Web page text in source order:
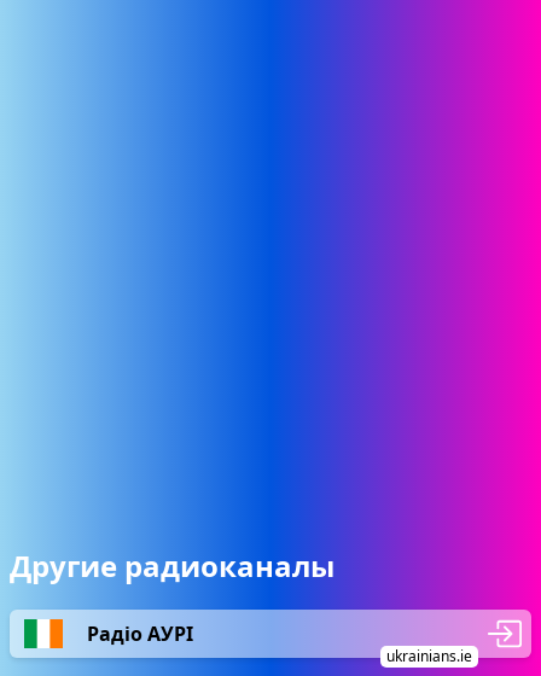
Другие радиоканалы
Радіо АУРІ
ukrainians.ie